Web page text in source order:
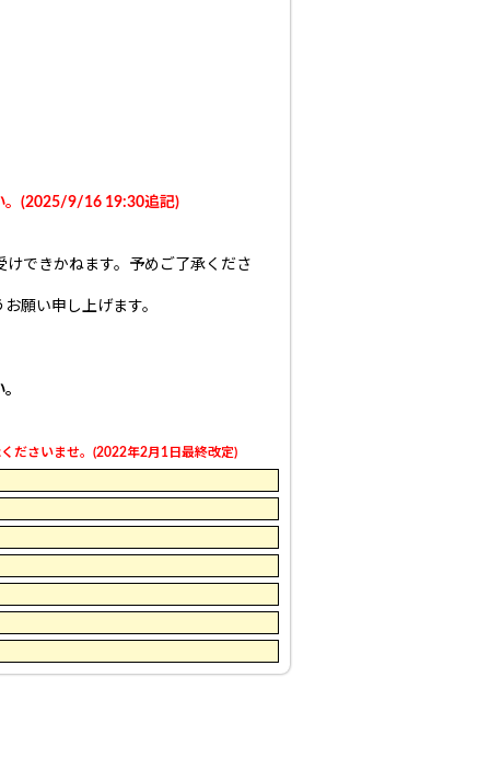
。(2025/9/16 19:30追記)
できかねます。予めご了承くださ
願い申し上げます。
ださいませ。(2022年2月1日最終改定)